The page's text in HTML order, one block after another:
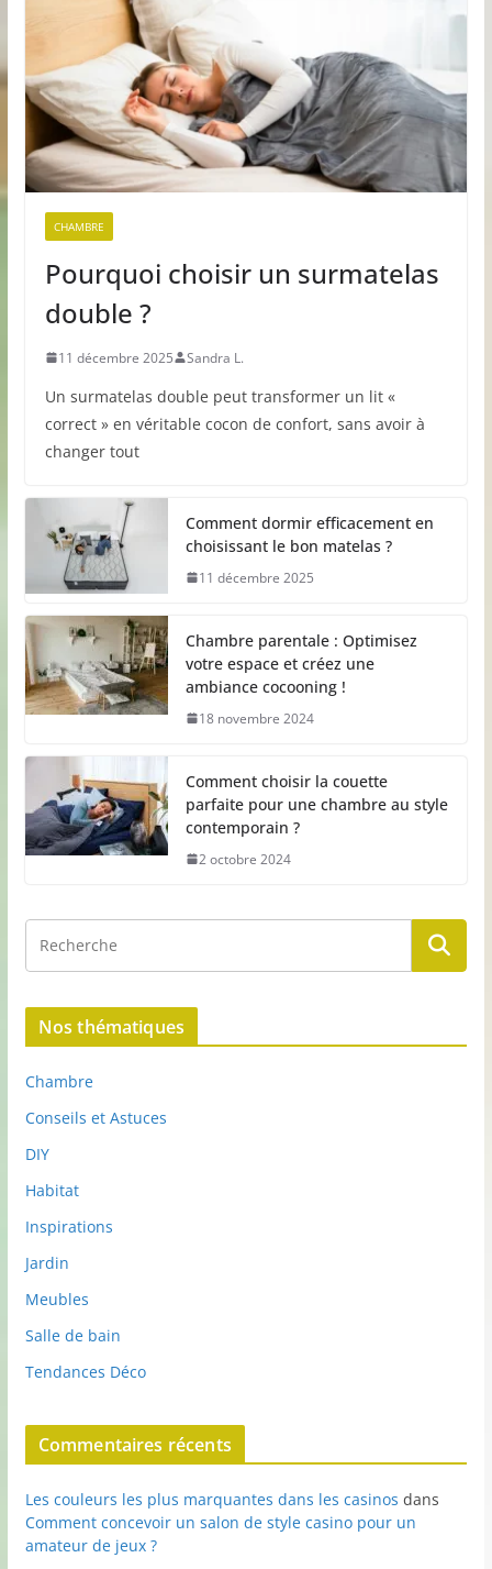
CHAMBRE
Pourquoi choisir un surmatelas
double ?
11 décembre 2025 Sandra L.
Un surmatelas double peut transformer un lit «
correct » en véritable cocon de confort, sans avoir à
changer tout
Comment dormir efficacement en
choisissant le bon matelas ?
11 décembre 2025
Chambre parentale : Optimisez
votre espace et créez une
ambiance cocooning !
18 novembre 2024
Comment choisir la couette
parfaite pour une chambre au style
contemporain ?
2 octobre 2024
Nos thématiques
Chambre
Conseils et Astuces
DIY
Habitat
Inspirations
Jardin
Meubles
Salle de bain
Tendances Déco
Commentaires récents
Les couleurs les plus marquantes dans les casinos dans
Comment concevoir un salon de style casino pour un
amateur de jeux ?